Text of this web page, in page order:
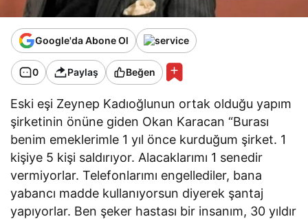
Google'da Abone Ol
0 Paylaş Beğen
Eski eşi Zeynep Kadıoğlunun ortak olduğu yapım
şirketinin önüne giden Okan Karacan “Burası
benim emeklerimle 1 yıl önce kurduğum şirket. 1
kişiye 5 kişi saldırıyor. Alacaklarımı 1 senedir
vermiyorlar. Telefonlarımı engellediler, bana
yabancı madde kullanıyorsun diyerek şantaj
yapıyorlar. Ben şeker hastası bir insanım, 30 yıldır